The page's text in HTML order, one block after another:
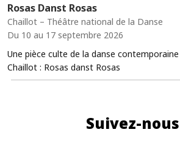
Rosas Danst Rosas
Chaillot – Théâtre national de la Danse
Du 10 au 17 septembre 2026
Une pièce culte de la danse
Chaillot : Rosas danst Rosas
Suivez-